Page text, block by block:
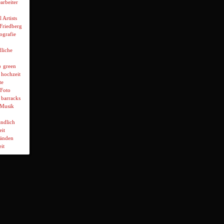
Artists
green
hochzeit